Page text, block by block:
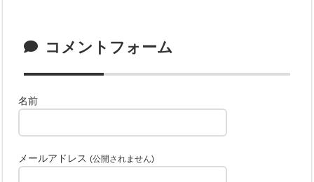
コメントフォーム
名前
メールアドレス(公開されません)